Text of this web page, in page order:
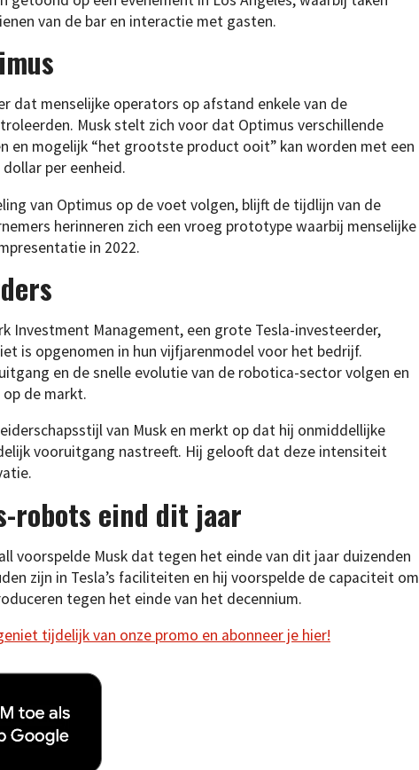
van de bar en interactie met gasten.
dat menselijke operators op afstand enkele van de
Musk stelt zich voor dat Optimus verschillende
en mogelijk “het grootste product ooit” kan worden met een
per eenheid.
van Optimus op de voet volgen, blijft de tijdlijn van de
herinneren zich een vroeg prototype waarbij menselijke
in 2022.
Investment Management, een grote Tesla-investeerder,
is opgenomen in hun vijfjarenmodel voor het bedrijf.
en de snelle evolutie van de robotica-sector volgen en
de markt.
van Musk en merkt op dat hij onmiddellijke
vooruitgang nastreeft. Hij gelooft dat deze intensiteit
robots eind dit jaar
voorspelde Musk dat tegen het einde van dit jaar duizenden
zijn in Tesla’s faciliteiten en hij voorspelde de capaciteit om
tegen het einde van het decennium.
tijdelijk van onze promo en abonneer je hier!